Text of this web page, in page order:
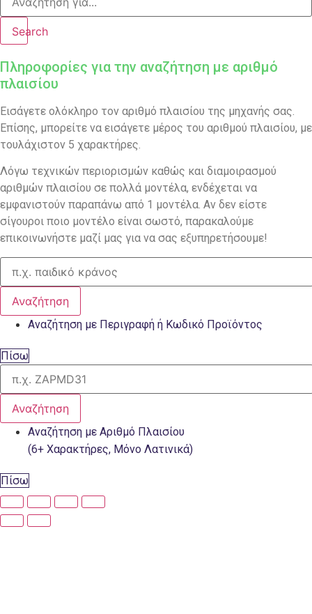
Search
Πληροφορίες για την αναζήτηση με αριθμό
πλαισίου
Εισάγετε ολόκληρο τον αριθμό πλαισίου της μηχανής σας.
Επίσης, μπορείτε να εισάγετε μέρος του αριθμού πλαισίου, με
τουλάχιστον 5 χαρακτήρες.
Λόγω τεχνικών περιορισμών καθώς και διαμοιρασμού
αριθμών πλαισίου σε πολλά μοντέλα, ενδέχεται να
εμφανιστούν παραπάνω από 1 μοντέλα. Αν δεν είστε
σίγουροι ποιο μοντέλο είναι σωστό, παρακαλούμε
επικοινωνήστε μαζί μας για να σας εξυπηρετήσουμε!
Αναζήτηση
Αναζήτηση με Περιγραφή ή Κωδικό Προϊόντος
Πίσω
Αναζήτηση
Αναζήτηση με Αριθμό Πλαισίου
(6+ Χαρακτήρες, Μόνο Λατινικά)
Πίσω